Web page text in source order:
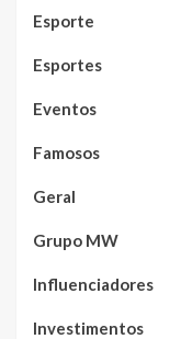
Esporte
Esportes
Eventos
Famosos
Geral
Grupo MW
Influenciadores
Investimentos